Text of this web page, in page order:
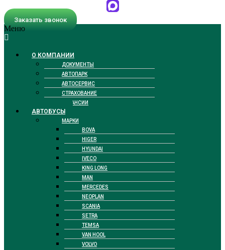
Заказать звонок
Меню
О КОМПАНИИ
ДОКУМЕНТЫ
АВТОПАРК
АВТОСЕРВИС
СТРАХОВАНИЕ
ВАКАНСИИ
АВТОБУСЫ
МАРКИ
BOVA
HIGER
HYUNDAI
IVECO
KING LONG
MAN
MERCEDES
NEOPLAN
SCANIA
SETRA
TEMSA
VAN HOOL
VOLVO